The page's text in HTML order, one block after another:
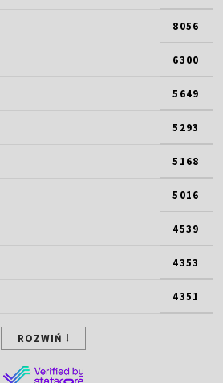
8056
6300
5649
5293
5168
5016
4539
4353
4351
ROZWIŃ